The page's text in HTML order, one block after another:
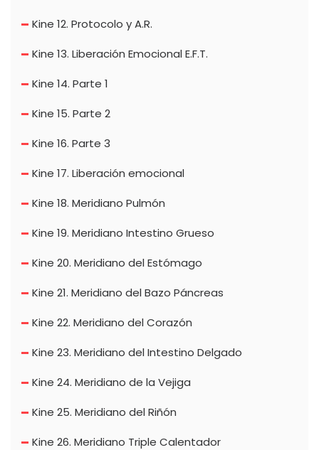
Kine 12. Protocolo y A.R.
Kine 13. Liberación Emocional E.F.T.
Kine 14. Parte 1
Kine 15. Parte 2
Kine 16. Parte 3
Kine 17. Liberación emocional
Kine 18. Meridiano Pulmón
Kine 19. Meridiano Intestino Grueso
Kine 20. Meridiano del Estómago
Kine 21. Meridiano del Bazo Páncreas
Kine 22. Meridiano del Corazón
Kine 23. Meridiano del Intestino Delgado
Kine 24. Meridiano de la Vejiga
Kine 25. Meridiano del Riñón
Kine 26. Meridiano Triple Calentador